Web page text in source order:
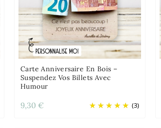
Carte Anniversaire En Bois –
Suspendez Vos Billets Avec
Humour
(3)
9,30 €